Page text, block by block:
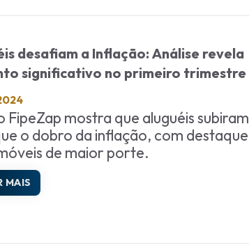
desafiam a Inflação: Análise revela
significativo no primeiro trimestre
FipeZap mostra que aluguéis subiram
o dobro da inflação, com destaque
de maior porte.
MAIS